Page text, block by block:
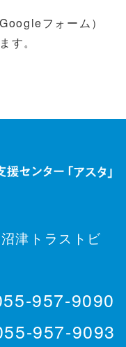
フォーム）
す。
津トラストビ
957-9090
957-9093